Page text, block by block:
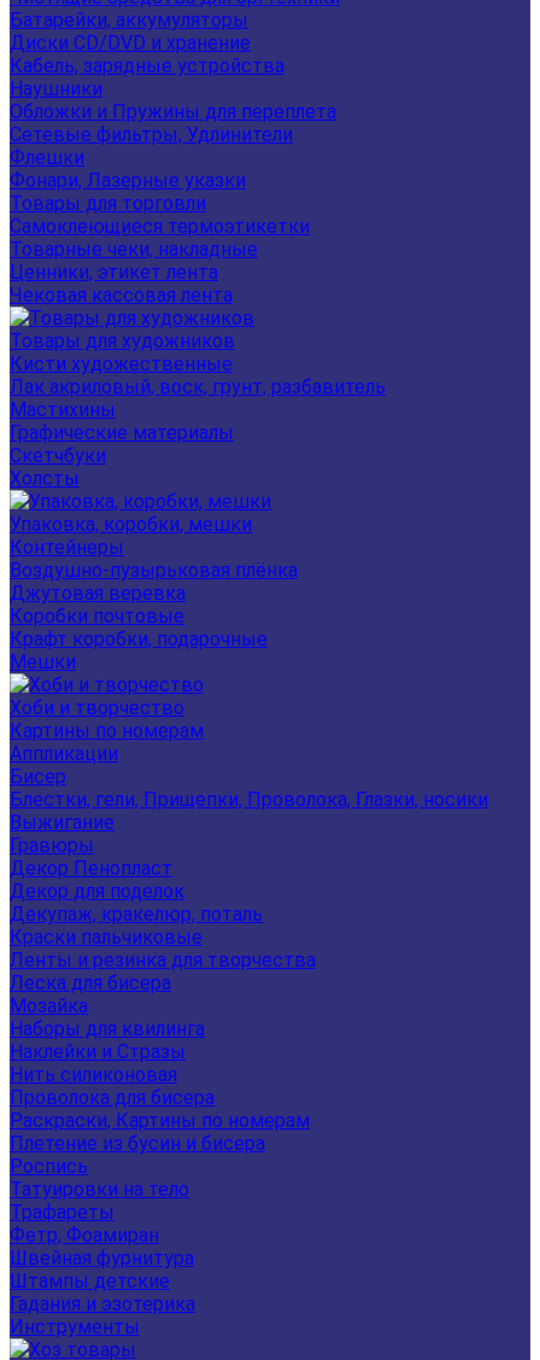
Батарейки, аккумуляторы
Диски CD/DVD и хранение
Кабель, зарядные устройства
Наушники
Обложки и Пружины для переплета
Сетевые фильтры, Удлинители
Флешки
Фонари, Лазерные указки
Товары для торговли
Самоклеющиеся термоэтикетки
Товарные чеки, накладные
Ценники, этикет лента
Чековая кассовая лента
Товары для художников
Кисти художественные
Лак акриловый, воск, грунт, разбавитель
Мастихины
Графические материалы
Скетчбуки
Холсты
Упаковка, коробки, мешки
Контейнеры
Воздушно-пузырьковая плёнка
Джутовая веревка
Коробки почтовые
Крафт коробки, подарочные
Мешки
Хоби и творчество
Картины по номерам
Аппликации
Бисер
Блестки, гели, Прищепки, Проволока, Глазки, носики
Выжигание
Гравюры
Декор Пенопласт
Декор для поделок
Декупаж, кракелюр, поталь
Краски пальчиковые
Ленты и резинка для творчества
Леска для бисера
Мозайка
Наборы для квилинга
Наклейки и Стразы
Нить силиконовая
Проволока для бисера
Раскраски, Картины по номерам
Плетение из бусин и бисера
Роспись
Татуировки на тело
Трафареты
Фетр, Фоамиран
Швейная фурнитура
Штампы детские
Гадания и эзотерика
Инструменты